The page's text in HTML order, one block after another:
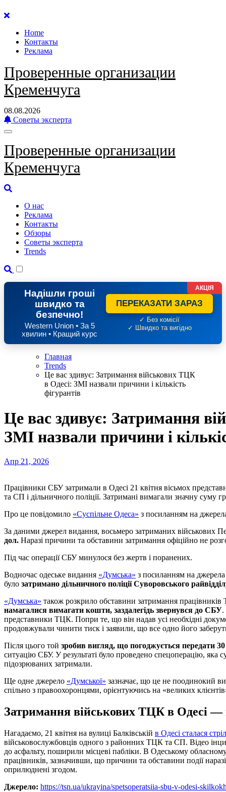
Перейти
содержанию
Home
Контакты
Реклама
Проверенные организации
Кременчуга
08.08.2026
Советы эксперта
Проверенные организации
Кременчуга
О нас
Реклама
Контакты
Обзоры
Советы эксперта
Trends
Надішли гроші
швидко та
безпечно!
Western Union • За 5
хвилин • Кращий курс
ПЕРЕКАЗАТИ ЗАРАЗ
✓ Без комісії
✓ Швидко та вигідно
АКЦІЯ
Главная
Trends
Це вас здивує: Затримання військових ТЦК
в Одесі: ЗМІ назвали причини і кількість
фігурантів
Це вас здивує: Затримання
ЗМІ назвали причини і
Апр 21, 2026
Працівники СБУ затримали в Одесі 21 квітня вісьмох
та СП і дільничного поліції. Затримані вимагали значну суму
Про це повідомило «Суспільне Одеса» з посиланням на
За даними джерел видання, восьмеро затриманих військових
дол. Наразі причини та обставини затримання офіційно не
Під час операції СБУ минулося без жертв і поранених.
Водночас одеське видання «Думська» з посиланням на
було затримано дільничного поліції Суворовського
«Думська» також розкрило обставини затримання
намагалися вимагати кошти, заздалегідь звернувся до СБУ.
представники ТЦК. Попри те, що він надав усі необхідні
продовжували чинити тиск і заявили, що все одно його
Після цього той зробив вигляд, що погоджується передати
ситуацію СБУ. У результаті було проведено спецоперацію,
підозрюваних затримали.
Ще одне джерело «Думської» зазначає, що це не поодинокий
спільно з правоохоронцями, орієнтуючись на «великих
Затримання військових ТЦК в Одесі —
Нагадаємо, 21 квітня на вулиці Балківській в Одесі сталася
військовослужбовців одного з районних ТЦК та СП. Відео
до асфальту, поширили місцеві пабліки. В Одеському
працівників, зазначивши, що причини та обставини події
оприлюднені згодом.
Джерело: https://tsn.ua/ukrayina/spetsoperatsiia-sbu-v-odesi-